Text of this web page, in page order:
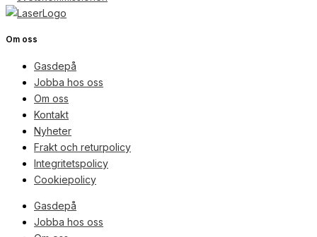
Om oss
Gasdepå
Jobba hos oss
Om oss
Kontakt
Nyheter
Frakt och returpolicy
Integritetspolicy
Cookiepolicy
Gasdepå
Jobba hos oss